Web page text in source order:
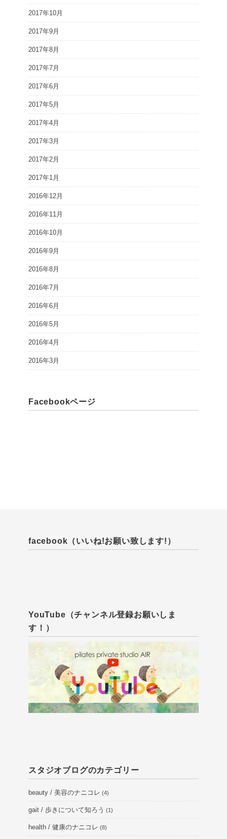
2017年10月
2017年9月
2017年8月
2017年7月
2017年6月
2017年5月
2017年4月
2017年3月
2017年2月
2017年1月
2016年12月
2016年11月
2016年10月
2016年9月
2016年8月
2016年7月
2016年6月
2016年5月
2016年4月
2016年3月
Facebookページ
facebook（いいね!お願い致します!）
YouTube（チャンネル登録お願いしま
す！）
スタジオブログのカテゴリー
beauty / 美容のナニコレ (4)
gait / 歩きについて知ろう (1)
health / 健康のナニコレ (8)